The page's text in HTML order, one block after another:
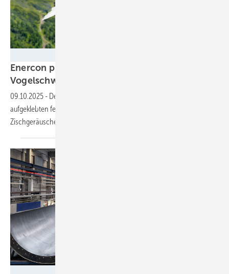
Enercon probiert es: Rotorleiseflug mit
Vogelschwingentechnik
09.10.2025 - Der Windturbinenbauer will testweise mit an den Flügeln
aufgeklebten federähnlichen Hinterkantenprofilen deren
Zischgeräusche enorm